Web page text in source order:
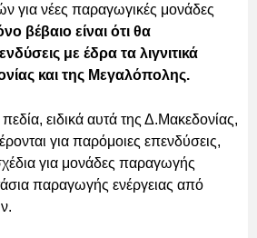
για νέες παραγωγικές μονάδες
βέβαιο είναι ότι θα
με έδρα τα λιγνιτικά
και της Μεγαλόπολης.
πεδία, ειδικά αυτά της Δ.Μακεδονίας,
για παρόμοιες επενδύσεις,
για μονάδες παραγωγής
παραγωγής ενέργειας από